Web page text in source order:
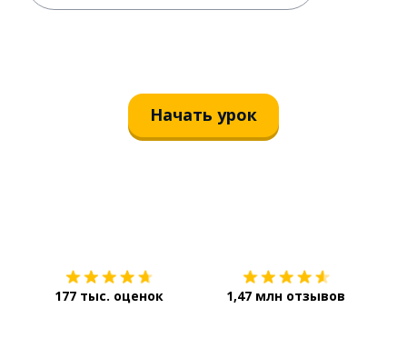
Начать урок
177 тыс. оценок 1,47 млн отзывов